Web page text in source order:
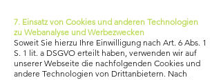
7. Einsatz von Cookies und anderen Technologien
zu Webanalyse und Werbezwecken
Soweit Sie hierzu Ihre Einwilligung nach Art. 6 Abs. 1
S. 1 lit. a DSGVO erteilt haben, verwenden wir auf
unserer Webseite die nachfolgenden Cookies und
andere Technologien von Drittanbietern. Nach